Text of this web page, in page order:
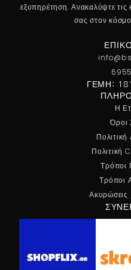
εξυπηρέτηση. Ανακαλύψτε τις
σας στον
ΓΕΜΗ:
Η
Όροι
Πολιτική
Τρόποι
Τρόποι
Ακυρώσεις